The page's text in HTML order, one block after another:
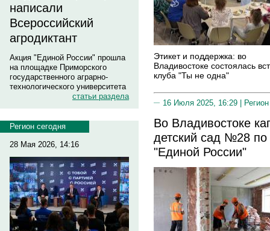
написали
Всероссийский
агродиктант
Акция "Единой России" прошла
на площадке Приморского
государственного аграрно-
технологического университета
статьи раздела
Регион сегодня
28 Мая 2026, 14:16
Этикет и поддержка: во
Владивостоке состоялась
клуба "Ты не одна"
16 Июля 2025, 16:29 |
Во Владивостоке
детский сад №28
"Единой России"